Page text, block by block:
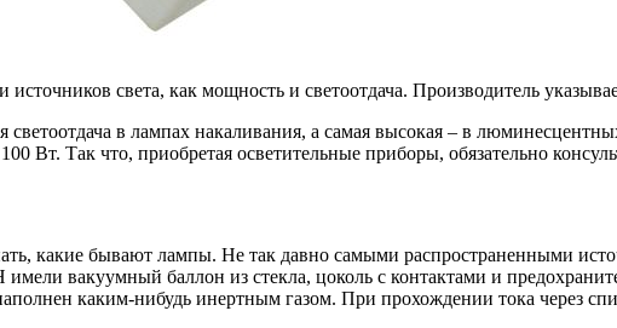
света, как мощность и светоотдача. Производитель
светоотдача в лампах накаливания, а самая высокая – в
Вт. Так что, приобретая осветительные приборы, обязательно
какие бывают лампы. Не так давно самыми распространенными
вакуумный баллон из стекла, цоколь с контактами и
каким-нибудь инертным газом. При прохождении тока через